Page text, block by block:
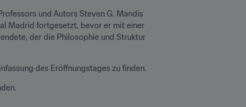
und Autors Steven G. Mandis
Madrid fortgesetzt, bevor er mit einer
der die Philosophie und Struktur
des Eröffnungstages zu finden.